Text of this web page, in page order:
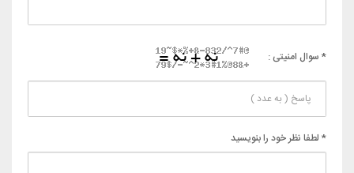
* سوال امنیتی :
* لطفا نظر خود را بنویسید